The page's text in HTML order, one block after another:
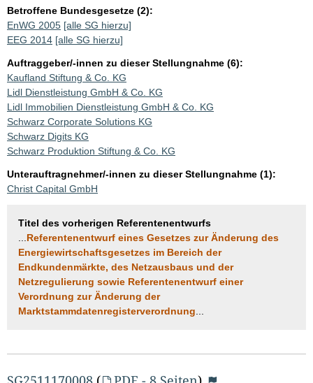
Betroffene Bundesgesetze (2):
EnWG 2005 [alle SG hierzu]
EEG 2014 [alle SG hierzu]
Auftraggeber/-innen zu dieser Stellungnahme (6):
Kaufland Stiftung & Co. KG
Lidl Dienstleistung GmbH & Co. KG
Lidl Immobilien Dienstleistung GmbH & Co. KG
Schwarz Corporate Solutions KG
Schwarz Digits KG
Schwarz Produktion Stiftung & Co. KG
Unterauftragnehmer/-innen zu dieser Stellungnahme (1):
Christ Capital GmbH
Titel des vorherigen Referentenentwurfs
Referentenentwurf eines Gesetzes zur Änderung des
Energiewirtschaftsgesetzes im Bereich der
Endkundenmärkte, des Netzausbaus und der
Netzregulierung sowie Referentenentwurf einer
Verordnung zur Änderung der
Marktstammdatenregisterverordnung